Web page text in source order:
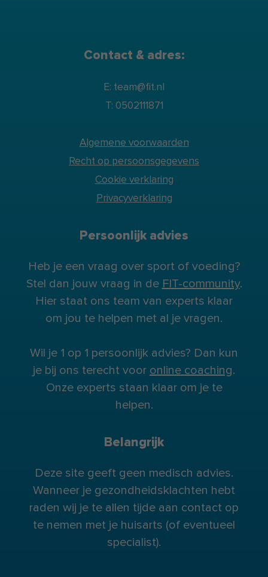
Contact & adres:
E: team@fit.nl
T: 0502111871
Algemene voorwaarden
Recht op persoonsgegevens
Cookie verklaring
Privacyverklaring
Persoonlijk advies
Heb je een vraag over sport of voeding?
Stel dan jouw vraag in de FIT-community.
Hier staat ons team van experts klaar
om jou te helpen met al je vragen.
Wil je 1 op 1 persoonlijk advies? Dan kun
je bij ons terecht voor online coaching.
Onze experts staan klaar om je te
helpen.
Belangrijk
Deze site geeft geen medisch advies.
Wanneer je gezondheidsklachten hebt
raden wij je te allen tijde aan contact op
te nemen met je huisarts (of eventueel
specialist).